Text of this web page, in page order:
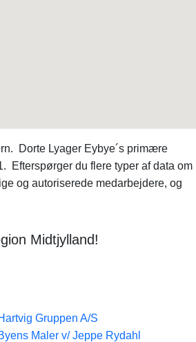
Dorte Lyager Eybye´s primære
Efterspørger du flere typer af data om
og autoriserede medarbejdere, og
Midtjylland!
Gruppen A/S
Maler v/ Jeppe Rydahl